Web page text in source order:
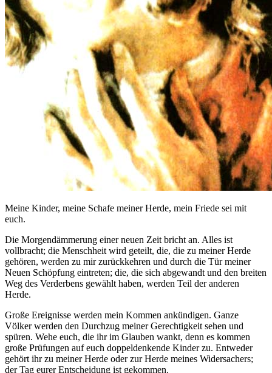
Meine Kinder, meine Schafe meiner Herde, mein Friede sei mit
euch.
Die Morgendämmerung einer neuen Zeit bricht an. Alles ist
vollbracht; die Menschheit wird geteilt, die, die zu meiner Herde
gehören, werden zu mir zurückkehren und durch die Tür meiner
Neuen Schöpfung eintreten; die, die sich abgewandt und den breiten
Weg des Verderbens gewählt haben, werden Teil der anderen
Herde.
Große Ereignisse werden mein Kommen ankündigen. Ganze
Völker werden den Durchzug meiner Gerechtigkeit sehen und
spüren. Wehe euch, die ihr im Glauben wankt, denn es kommen
große Prüfungen auf euch doppeldenkende Kinder zu. Entweder
gehört ihr zu meiner Herde oder zur Herde meines Widersachers;
der Tag eurer Entscheidung ist gekommen.